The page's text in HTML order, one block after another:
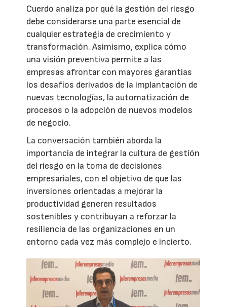
Cuerdo analiza por qué la gestión del riesgo
debe considerarse una parte esencial de
cualquier estrategia de crecimiento y
transformación. Asimismo, explica cómo
una visión preventiva permite a las
empresas afrontar con mayores garantías
los desafíos derivados de la implantación de
nuevas tecnologías, la automatización de
procesos o la adopción de nuevos modelos
de negocio.
La conversación también aborda la
importancia de integrar la cultura de gestión
del riesgo en la toma de decisiones
empresariales, con el objetivo de que las
inversiones orientadas a mejorar la
productividad generen resultados
sostenibles y contribuyan a reforzar la
resiliencia de las organizaciones en un
entorno cada vez más complejo e incierto.